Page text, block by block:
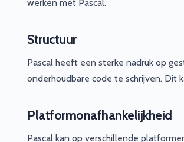
werken met Pascal.
Structuur
Pascal heeft een sterke nadruk op
onderhoudbare code te schrijven.
Platformonafhankelijkheid
Pascal kan op verschillende